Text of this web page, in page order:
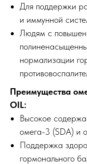
Для поддержки
и иммунной
Людям с
нормализации
Преимущества
OIL:
Высокое
омега-3 (SDA) и
Поддержка
гормонального